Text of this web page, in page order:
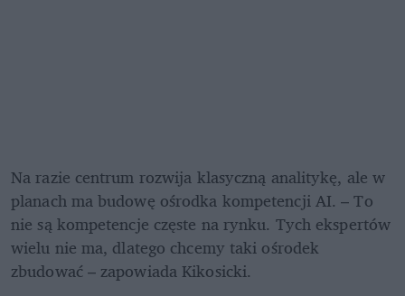
Na razie centrum rozwija klasyczną analitykę, ale w
planach ma budowę ośrodka kompetencji AI. – To
nie są kompetencje częste na rynku. Tych ekspertów
wielu nie ma, dlatego chcemy taki ośrodek
zbudować – zapowiada Kikosicki.